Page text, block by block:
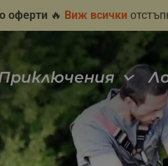
оферти 🔥 Виж всички